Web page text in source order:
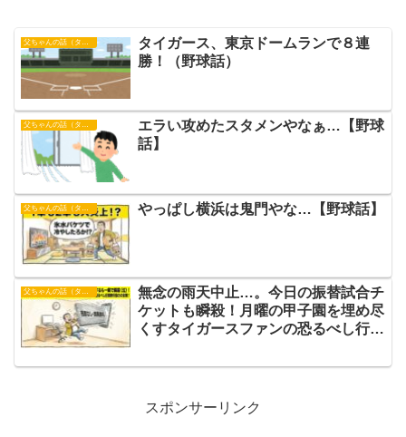
タイガース、東京ドームランで８連
勝！（野球話）
父ちゃんの話（タイガース）
エラい攻めたスタメンやなぁ…【野球
話】
父ちゃんの話（タイガース） やっぱし横浜は鬼門やな…【野球話】
父ちゃんの話（タイガース）
無念の雨天中止…。今日の振替試合チ
ケットも瞬殺！月曜の甲子園を埋め尽
くすタイガースファンの恐るべし行動
スポンサーリンク